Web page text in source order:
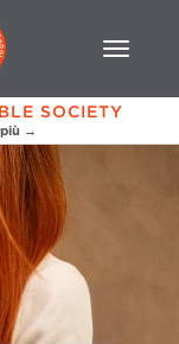
SOCIETY
→